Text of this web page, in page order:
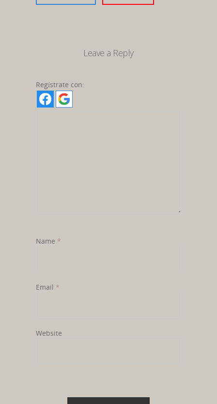
Leave a Reply
Regístrate con:
Name *
Email *
Website